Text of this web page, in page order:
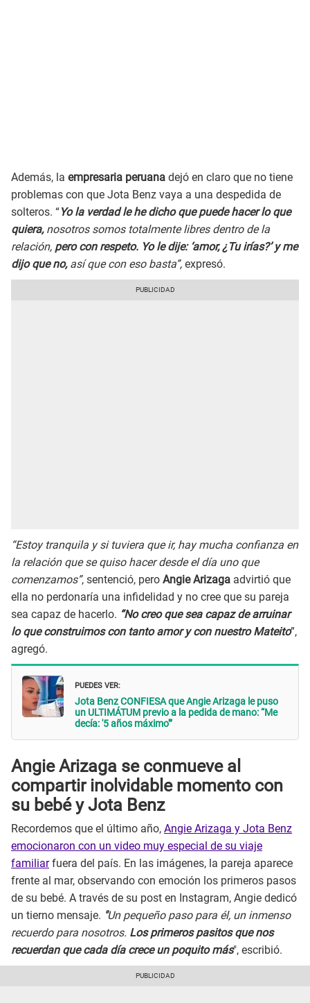
Además, la empresaria peruana dejó en claro que no tiene
problemas con que Jota Benz vaya a una despedida de
solteros. “Yo la verdad le he dicho que puede hacer lo que
quiera,nosotros somos totalmente libres dentro de la
relación, pero con respeto. Yo le dije: ‘amor, ¿Tu irías?’ y me
dijo que no,así que con eso basta”, expresó.
“Estoy tranquila y si tuviera que ir, hay mucha confianza en
la relación que se quiso hacer desde el día uno que
comenzamos”, sentenció, pero Angie Arizaga advirtió que
ella no perdonaría una infidelidad y no cree que su pareja
sea capaz de hacerlo. “No creo que sea capaz de arruinar
lo que construimos con tanto amor y con nuestro Mateito”,
agregó.
PUEDES VER:
Jota Benz CONFIESA que Angie Arizaga le puso
un ULTIMÁTUM previo a la pedida de mano: “Me
decía: '5 años máximo'”
Angie Arizaga se conmueve al
compartir inolvidable momento con
su bebé y Jota Benz
Recordemos que el último año, Angie Arizaga y Jota Benz
emocionaron con un video muy especial de su viaje
familiarfuera del país. En las imágenes, la pareja aparece
frente al mar, observando con emoción los primeros pasos
de su bebé. A través de su post en Instagram, Angie dedicó
un tierno mensaje. "Un pequeño paso para él, un inmenso
recuerdo para nosotros. Los primeros pasitos que nos
recuerdan que cada día crece un poquito más", escribió.